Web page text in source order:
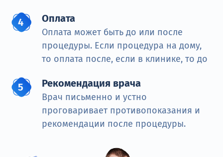
Оплата
Оплата может быть до или после
процедуры. Если процедура на дому,
то оплата после, если в клинике, то до
Рекомендация врача
Врач письменно и устно
проговаривает противопоказания и
рекомендации после процедуры.